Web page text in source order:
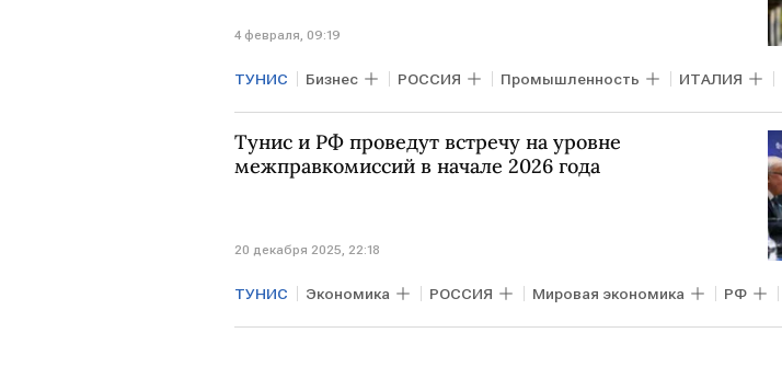
4 февраля, 09:19
ТУНИС Бизнес РОССИЯ Промышленность ИТАЛИЯ
Роскачество ЕС Минсельхоз
Тунис и РФ проведут встречу на уровне
межправкомиссий в начале 2026 года
20 декабря 2025, 22:18
ТУНИС Экономика РОССИЯ Мировая экономика РФ
Сергей Лавров МИД